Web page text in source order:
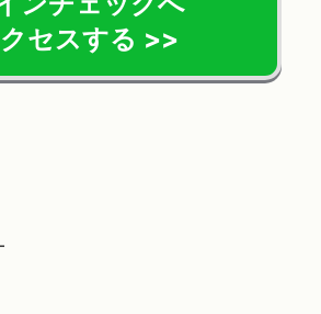
セスする >>